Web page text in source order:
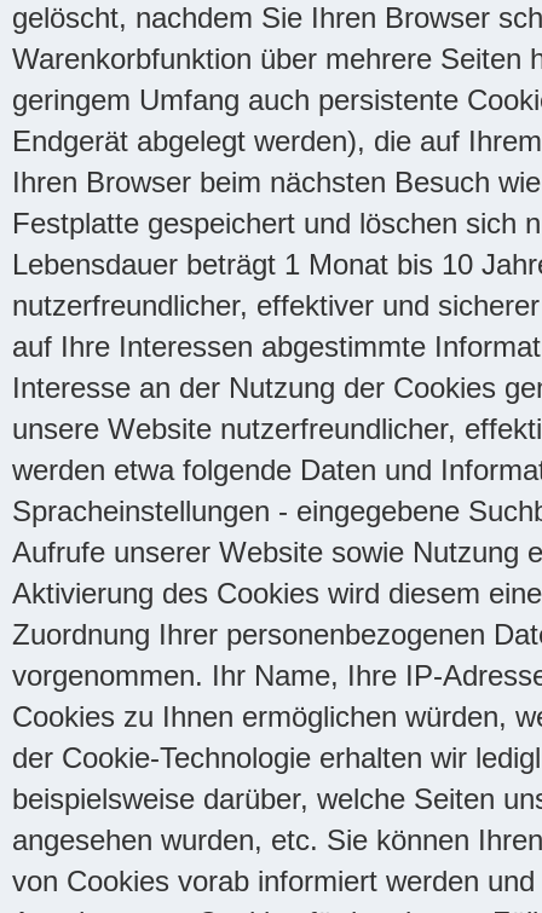
gelöscht, nachdem Sie Ihren Browser
Warenkorbfunktion über mehrere Seiten
geringem Umfang auch persistente
Endgerät abgelegt werden), die auf
Ihren Browser beim nächsten Besuch
Festplatte gespeichert und löschen sich
Lebensdauer beträgt 1 Monat bis 10
nutzerfreundlicher, effektiver und
auf Ihre Interessen abgestimmte
Interesse an der Nutzung der Cookies
unsere Website nutzerfreundlicher,
werden etwa folgende Daten und
Spracheinstellungen - eingegebene
Aufrufe unserer Website sowie Nutzung
Aktivierung des Cookies wird diesem
Zuordnung Ihrer personenbezogenen
vorgenommen. Ihr Name, Ihre IP-
Cookies zu Ihnen ermöglichen würden,
der Cookie-Technologie erhalten wir
beispielsweise darüber, welche Seiten
angesehen wurden, etc. Sie können
von Cookies vorab informiert werden